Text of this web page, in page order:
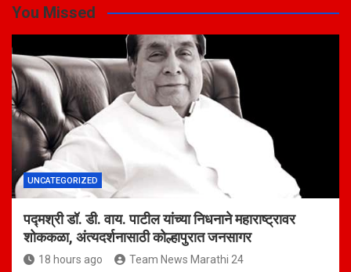
You Missed
UNCATEGORIZED
पद्मश्री डॉ. डी. वाय. पाटील यांच्या निधनाने महाराष्ट्रावर
शोककळा, अंत्यदर्शनासाठी कोल्हापुरात जनसागर
18 hours ago Team News Marathi 24